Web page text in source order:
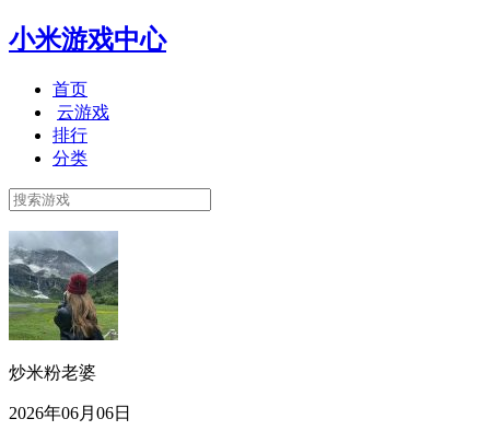
小米游戏中心
首页
云游戏
排行
分类
炒米粉老婆
2026年06月06日